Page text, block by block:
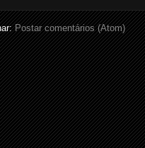
Postar comentários (Atom)